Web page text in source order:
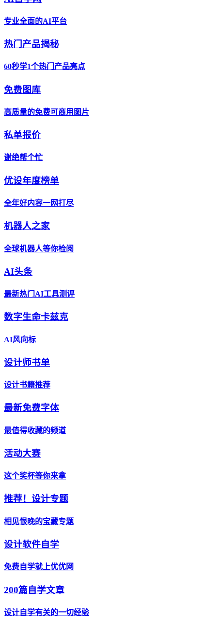
专业全面的AI平台
热门产品揭秘
60秒学1个热门产品亮点
免费图库
高质量的免费可商用图片
私单报价
谢绝帮个忙
优设年度榜单
全年好内容一网打尽
机器人之家
全球机器人等你检阅
AI头条
最新热门AI工具测评
数字生命卡兹克
AI风向标
设计师书单
设计书籍推荐
最新免费字体
最值得收藏的频道
活动大赛
这个奖杯等你来拿
推荐！设计专题
相见恨晚的宝藏专题
设计软件自学
免费自学就上优优网
200篇自学文章
设计自学有关的一切经验